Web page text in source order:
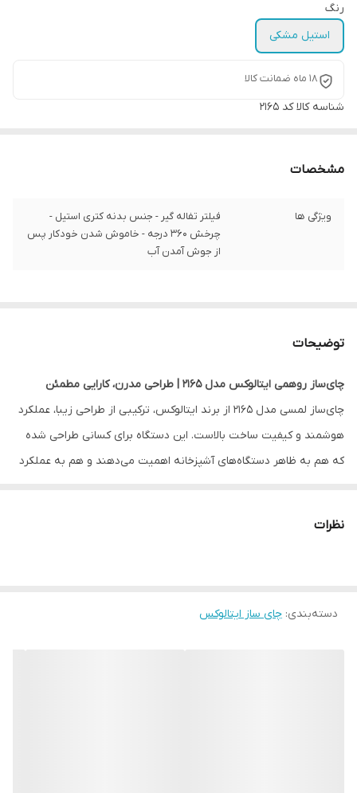
رنگ
استیل مشکی
18 ماه ضمانت کالا
شناسه کالاکد 2165
مشخصات
ویژگی ها
فیلتر تفاله گیر - جنس بدنه کتری استیل -
چرخش ۳۶۰ درجه - خاموش شدن خودکار پس
از جوش آمدن آب
توضیحات
چای‌ساز روهمی ایتالوکس مدل 2165 | طراحی مدرن، کارایی مطمئن
چای‌ساز لمسی مدل 2165 از برند ایتالوکس، ترکیبی از طراحی زیبا، عملکرد
هوشمند و کیفیت ساخت بالاست. این دستگاه برای کسانی طراحی شده
که هم به ظاهر دستگاه‌های آشپزخانه اهمیت می‌دهند و هم به عملکرد
فیلتر تفاله‌گیر برای چای با کیفیت‌تر
خاموش شدن خودکار پس از به جوش آمدن آب برای ایمنی بیشتر
نظرات
دسته‌بندی: چای ساز ایتالوکس